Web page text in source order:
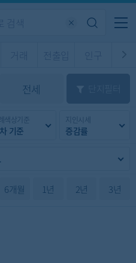
구 지도
/세대수
는 질문
전출입
인구
전세
색상기준
기준
지인시세
증감률
6개월 1년 2년 3년